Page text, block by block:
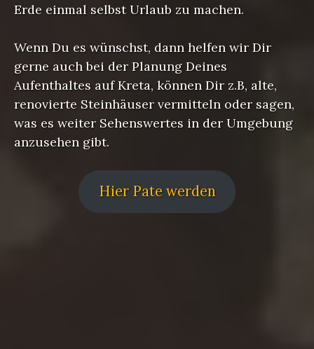
Erde einmal selbst Urlaub zu machen.
Wenn Du es wünschst, dann helfen wir Dir
gerne auch bei der Planung Deines
Aufenthaltes auf Kreta, können Dir z.B, alte,
renovierte Steinhäuser vermitteln oder sagen,
was es weiter Sehenswertes in der Umgebung
anzusehen gibt.
Hier Pate werden